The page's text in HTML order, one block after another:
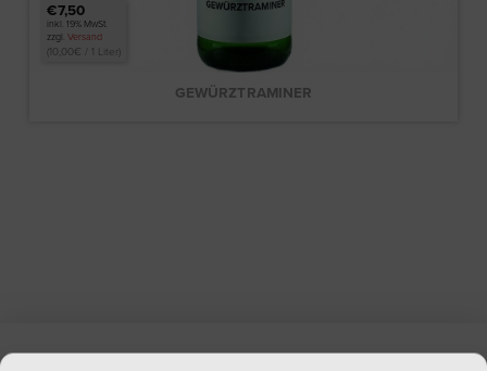
€7,50
inkl. 19% MwSt.
zzgl. Versand
10,00€ / 1 Liter)
GEWÜRZTRAMINER